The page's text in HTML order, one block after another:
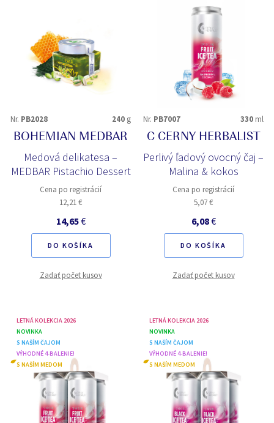
Nr. PB2028 240 g
BOHEMIAN MEDBAR
Medová delikatesa –
MEDBAR Pistachio Dessert
Cena po registrácií
12,21 €
14,65€
DO KOŠÍKA
Zadať počet kusov
Nr. PB7007 330 ml
C CERNY HERBALIST
Perlivý ľadový ovocný čaj –
Malina & kokos
Cena po registrácií
5,07 €
6,08€
DO KOŠÍKA
Zadať počet kusov
LETNÁ KOLEKCIA 2026
NOVINKA
S NAŠÍM ČAJOM
VÝHODNÉ 4-BALENIE!
S NAŠÍM MEDOM
LETNÁ KOLEKCIA 2026
NOVINKA
S NAŠÍM ČAJOM
VÝHODNÉ 4-BALENIE!
S NAŠÍM MEDOM